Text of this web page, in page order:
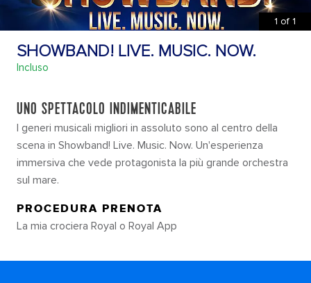
1 of 1
SHOWBAND! LIVE. MUSIC. NOW.
Incluso
UNO SPETTACOLO INDIMENTICABILE
I generi musicali migliori in assoluto sono al centro della
scena in Showband! Live. Music. Now. Un'esperienza
immersiva che vede protagonista la più grande orchestra
sul mare.
PROCEDURA PRENOTA
La mia crociera Royal o Royal App